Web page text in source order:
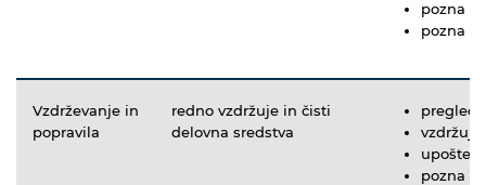
pozna
pozna
Vzdrževanje in
popravila
redno vzdržuje in čisti
delovna sredstva
pozna